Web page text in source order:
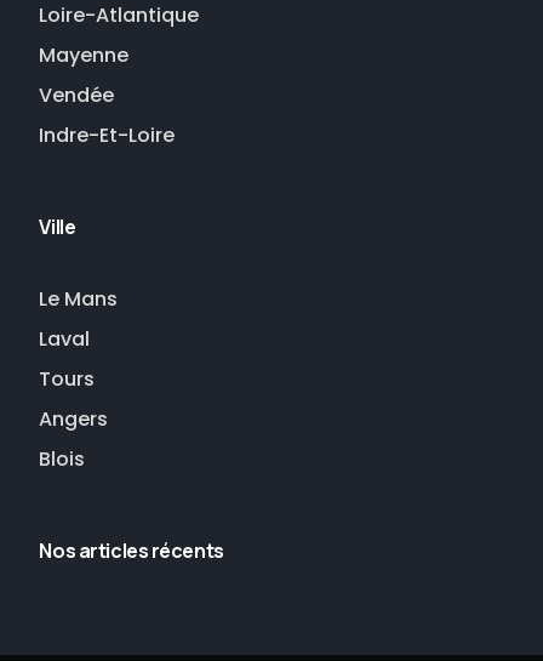
Loire-Atlantique
Mayenne
Vendée
Indre-Et-Loire
Ville
Le Mans
Laval
Tours
Angers
Blois
Nos articles récents